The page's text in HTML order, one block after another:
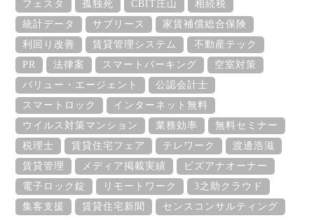
フェスタ
孤独死 CBIT庄山
相続税
統計データ
サブリース
家賃補償総合保険
利回り改善
賃貸管理システム
不動産テック
PR
法律案 スマートパーキング
空室対策
バリュー・エージェント
公認会計士
スマートロック
インターネット無料
ウイルス対策マンション
業務効率
無料セミナー
税理士
賃貸住宅フェア テレワーク
渡邊浩滋
賃貸管理
メディア掲載実績
ビズアナオーナー
電子ロック錠
リモートワーク
3之助クラウド
集客支援
賃貸住宅新聞
センスコンサルティング